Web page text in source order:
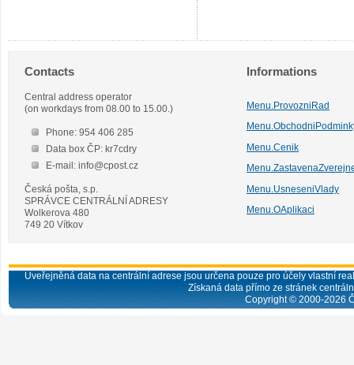
Contacts
Central address operator
(on workdays from 08.00 to 15.00.)
Phone: 954 406 285
Data box ČP: kr7cdry
E-mail: info@cpost.cz
Česká pošta, s.p.
SPRÁVCE CENTRÁLNÍ ADRESY
Wolkerova 480
749 20 Vítkov
Informations
Menu.ProvozniRad
Menu.Cenik
Menu.UsneseniVlady
Menu.OAplikaci
Uveřejněná data na centrální adrese jsou určena pouze pro účely vlastní
Získaná data přímo ze stránek
Copyright © 2000-2026